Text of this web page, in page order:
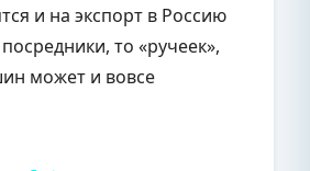
и на экспорт в Россию
то «ручеек»,
может и вовсе